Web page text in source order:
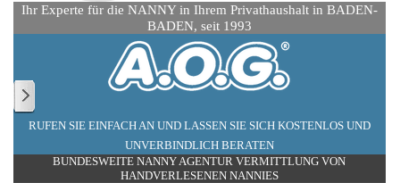
Ihr Experte für die NANNY in Ihrem Privathaushalt in BADEN-
BADEN, seit 1993
RUFEN SIE EINFACH AN UND LASSEN SIE SICH KOSTENLOS UND
UNVERBINDLICH BERATEN
BUNDESWEITE NANNY AGENTUR VERMITTLUNG VON
HANDVERLESENEN NANNIES